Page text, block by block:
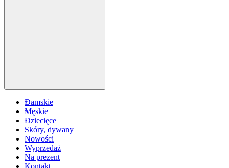
Damskie
Męskie
Dziecięce
Skóry, dywany
Nowości
Wyprzedaż
Na prezent
Kontakt